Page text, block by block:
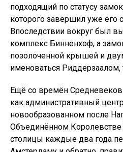
подходящий по статусу
которого завершил уже его
Впоследствии вокруг был
комплекс Бинненхоф, а
позолоченной крышей и
именоваться
Ещё со времён
как административный
новообразованном после
Объединённом Королевстве
столицы каждые два года